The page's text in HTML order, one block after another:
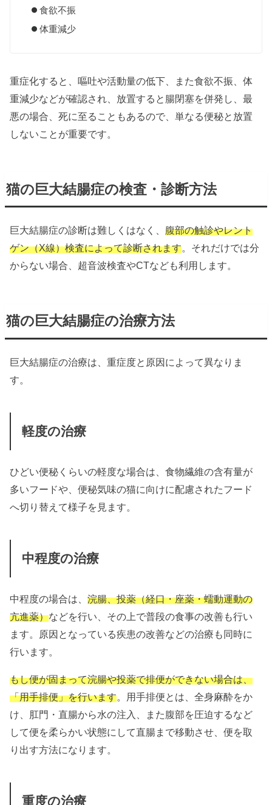
食欲不振
体重減少
重症化すると、嘔吐や活動量の低下、また食欲不振、体
重減少などが確認され、放置すると腸閉塞を併発し、最
悪の場合、死に至ることもあるので、単なる便秘と放置
しないことが重要です。
猫の巨大結腸症の検査・診断方法
巨大結腸症の診断は難しくはなく、腹部の触診やレント
ゲン（X線）検査によって診断されます。それだけでは分
からない場合、超音波検査やCTなども利用します。
猫の巨大結腸症の治療方法
巨大結腸症の治療は、重症度と原因によって異なりま
す。
軽度の治療
ひどい便秘くらいの軽度な場合は、食物繊維の含有量が
多いフードや、便秘気味の猫に向けに配慮されたフード
へ切り替えて様子を見ます。
中程度の治療
中程度の場合は、浣腸、投薬（経口・座薬・蠕動運動の
亢進薬）などを行い、その上で普段の食事の改善も行い
ます。原因となっている疾患の改善などの治療も同時に
行います。
もし便が固まって浣腸や投薬で排便ができない場合は、
「用手排便」を行います。用手排便とは、全身麻酔をか
け、肛門・直腸から水の注入、また腹部を圧迫するなど
して便を柔らかい状態にして直腸まで移動させ、便を取
り出す方法になります。
重度の治療